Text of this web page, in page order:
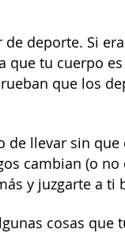
deporte. Si
tu cuerpo
que los
de llevar sin
cambian (o
y juzgarte a ti
cosas